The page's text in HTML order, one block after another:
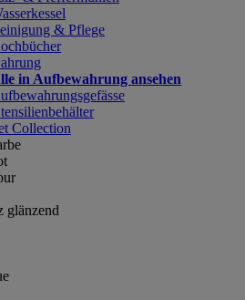
& Pflege
in Aufbewahrung ansehen
Collection
glänzend